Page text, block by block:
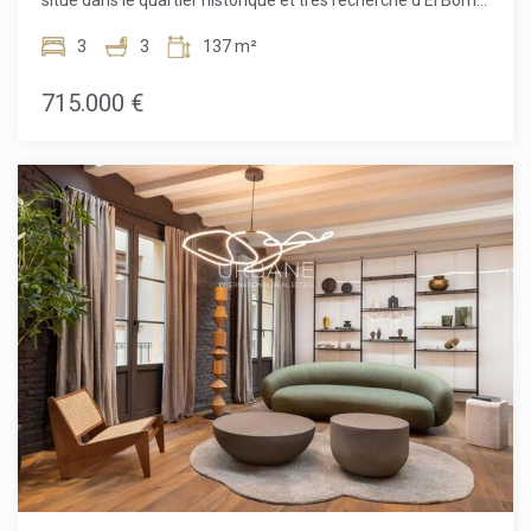
au sein de Ciutat Vella, le bien est entouré de restaurants
réputés, boutiques, lieux culturels, du port de plaisance et
d'excellentes connexions de transport, offrant un mode de
charme authentique à des finitions modernes de qualité, il
extérieur, qui donne accès à un grand balcon surplombant
un jardin paisible et verdoyant — un véritable havre de paix
peut rester semi-ouverte pour servir de bureau, salon ou
espace lecture, ou être entièrement fermée pour devenir
une troisième chambre. Deux salles de bains modernes
complètent l'ensemble, garantissant confort et intimité
pour les résidents comme pour leurs invités.L'immeuble est
calme et intime, avec très peu de voisins, offrant ainsi un
environnement de vie paisible et exclusif. Bien qu'il ne
dispose pas encore d'ascenseur, son installation a déjà été
approuvée lors de la dernière assemblée des
copropriétaires, et les devis sont en cours de collecte — un
atout considérable pour la valorisation future du bien. Les
résidents bénéficient également d'un accès à une terrasse
commune sur le toit, idéale pour se détendre ou profiter du
soleil avec une vue sur les toits de Barcelone.Le quartier d'El
Born est l'un des plus charmants et dynamiques de
Barcelone, connu pour ses ruelles pavées, ses boutiques
3 3 137 m²
715.000 €